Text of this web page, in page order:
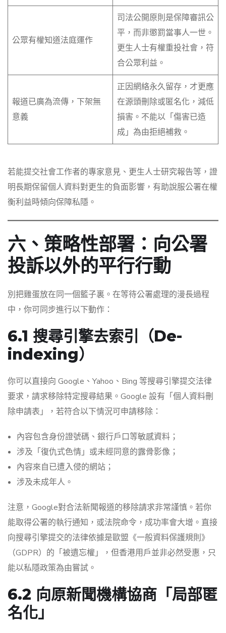
公眾有權知道法庭運作
司法公開原則是保障審訊公
平，而非懲罰當事人一世。
更生人士有權重投社會，符
合公眾利益。
報道已廣為流傳，下架無
意義
正因網絡永久留存，才更應
在源頭刪除或匿名化，減低
損害。不能以「傷害已造
成」為由拒絕補救。
若能提交社會工作者的專家意見、更生人士研究報告等，證
明長期保留個人資料對更生的負面影響，有助說服公署在權
衡利益時傾向保障私隱。
六、策略性部署：向公署
投訴以外的平行行動
別把雞蛋放在同一個籃子裏。在等待公署處理的漫長過程
中，你可同步進行以下動作：
6.1 搜尋引擎去索引（De-
indexing）
你可以直接向 Google、Yahoo、Bing 等搜尋引擎提交法律
要求，請求移除特定搜尋結果。Google 設有「個人資料刪
除申請表」，若符合以下情況可申請移除：
內容包含身份證號碼、銀行戶口等敏感資料；
涉及「復仇式色情」或未經同意的露骨影像；
內容來自已遭入侵的網站；
涉及未成年人。
注意，Google對合法新聞報道的移除請求非常謹慎。若你
能取得公署的執行通知，或法院命令，成功率會大增。直接
向搜尋引擎提交的法律依據是歐盟《一般資料保護規則》
（GDPR）的「被遺忘權」，但香港用戶並非必然受惠，只
能以私隱政策為由嘗試。
6.2 向原新聞機構協商「局部匿
名化」